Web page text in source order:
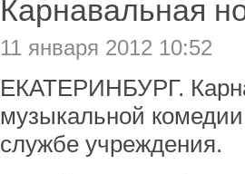
Карнавальная
11 января 2012 10:52
ЕКАТЕРИНБУРГ.
музыкальной
службе учреждения.